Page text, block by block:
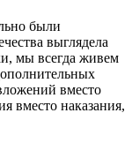
были
выглядела
мы всегда живем
вместо
вместо наказания,